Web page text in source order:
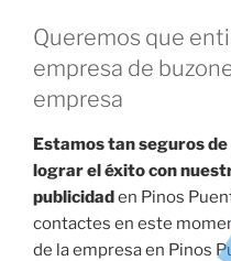
Queremos que
empresa de
empresa
Estamos tan seguros
lograr el éxito con
publicidaden Pinos
contactes en este
de la empresa en Pinos